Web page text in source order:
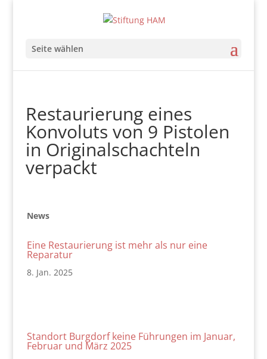
Seite wählen
Restaurierung eines
Konvoluts von 9 Pistolen
in Originalschachteln
verpackt
News
Eine Restaurierung ist mehr als nur eine
Reparatur
8. Jan. 2025
Standort Burgdorf keine Führungen im Januar,
Februar und März 2025